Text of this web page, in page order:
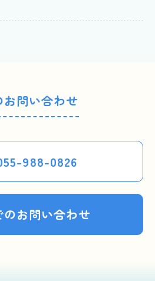
お問い合わせ
988-0826
のお問い合わせ